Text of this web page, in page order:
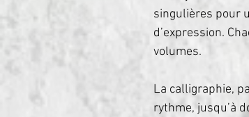
singulières pour
d’expression.
volumes.
La calligraphie,
rythme, jusqu’à